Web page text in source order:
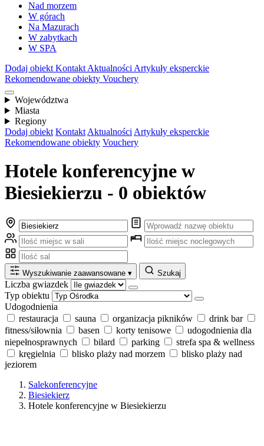
Nad morzem
W górach
Na Mazurach
W zabytkach
W SPA
Dodaj obiekt Kontakt Aktualności Artykuły eksperckie
Rekomendowane obiekty Vouchery
Województwa
Miasta
Regiony
Dodaj obiekt Kontakt Aktualności Artykuły eksperckie
Rekomendowane obiekty Vouchery
Hotele konferencyjne w
Biesiekierzu - 0 obiektów
Wyszukiwanie zaawansowane ▾ Szukaj
Liczba gwiazdek
Typ obiektu
Udogodnienia
restauracja
sauna organizacja pikników
drink bar
fitness/siłownia
basen korty tenisowe
udogodnienia dla
niepełnosprawnych
bilard parking
strefa spa & wellness
kręgielnia
blisko plaży nad morzem
blisko plaży nad
jeziorem
Salekonferencyjne
Biesiekierz
Hotele konferencyjne w Biesiekierzu